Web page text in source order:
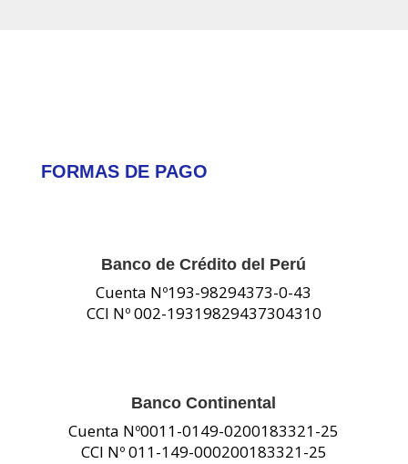
FORMAS DE PAGO
Banco de Crédito del Perú
Cuenta Nº193-98294373-0-43
CCI Nº 002-19319829437304310
Banco Continental
Cuenta Nº0011-0149-0200183321-25
CCI Nº 011-149-000200183321-25